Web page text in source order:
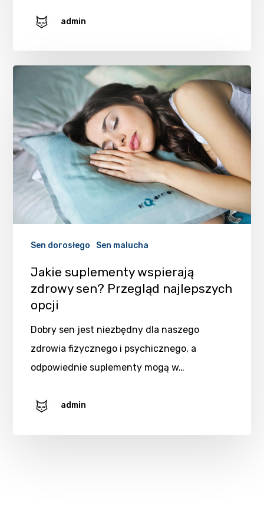
admin
Sen dorosłego Sen malucha
Jakie suplementy wspierają
zdrowy sen? Przegląd najlepszych
opcji
Dobry sen jest niezbędny dla naszego
zdrowia fizycznego i psychicznego, a
odpowiednie suplementy mogą w…
admin